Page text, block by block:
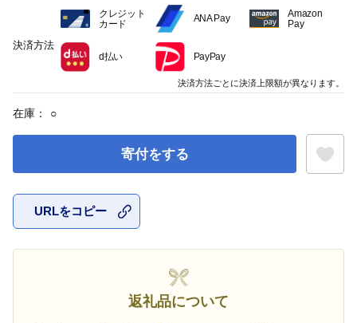
在庫： ○
寄付をする
URLをコピー
返礼品について
決済方法
クレジット
カード
ANA Pay
Amazon
Pay
d払い PayPay
決済方法ごとに決済上限額が異なります。